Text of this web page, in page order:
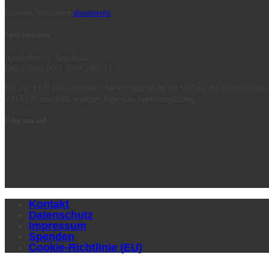
abonnieren
Kontakt
Datenschutz
Impressum
Spenden
Cookie-Richtlinie (EU)